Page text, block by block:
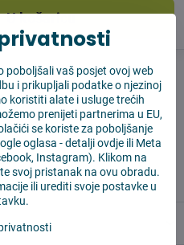
U košaricu
poboljšali vaš posjet ovoj web
i prikupljali podatke o njezinoj
koristiti alate i usluge trećih
prenijeti partnerima u EU,
se koriste za poboljšanje
oglasa -detalji ovdjeili Meta
Instagram). Klikom na
svoj pristanak na ovu obradu.
ili urediti svoje postavke u